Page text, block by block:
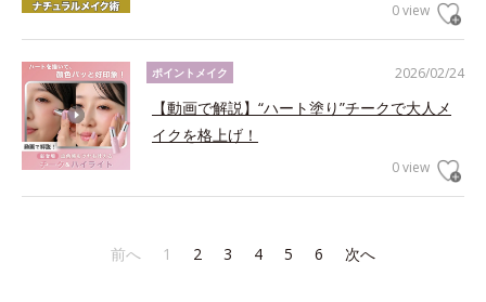
0 view
2026/02/24
ポイントメイク
【動画で解説】“ハート塗り”チークで大人メ
イクを格上げ！
0 view
前へ 1 2 3 4 5 6 次へ